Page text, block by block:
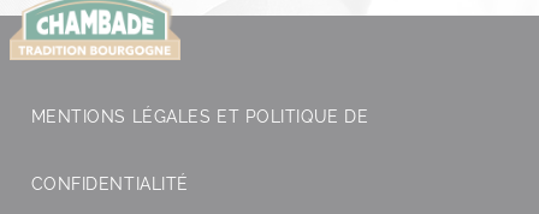
MENTIONS LÉGALES ET POLITIQUE DE
CONFIDENTIALITÉ